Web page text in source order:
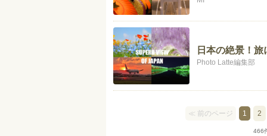
日本の絶景！
Photo Latte編集部
≪ 前のページ 1 2
466